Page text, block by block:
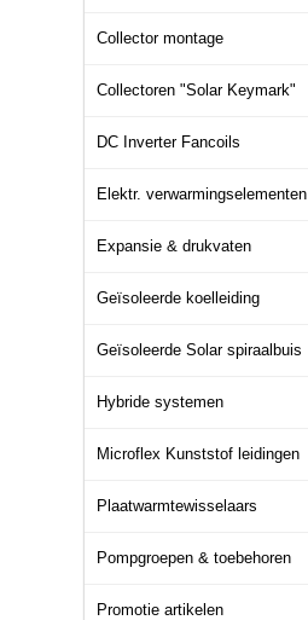
Collector montage
Collectoren "Solar Keymark"
DC Inverter Fancoils
Elektr. verwarmingselementen
Expansie & drukvaten
Geïsoleerde koelleiding
Geïsoleerde Solar spiraalbuis
Hybride systemen
Microflex Kunststof leidingen
Plaatwarmtewisselaars
Pompgroepen & toebehoren
Promotie artikelen